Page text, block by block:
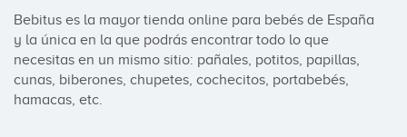
Bebitus es la mayor tienda online para bebés de España
y la única en la que podrás encontrar todo lo que
necesitas en un mismo sitio: pañales, potitos, papillas,
cunas, biberones, chupetes, cochecitos, portabebés,
hamacas, etc.